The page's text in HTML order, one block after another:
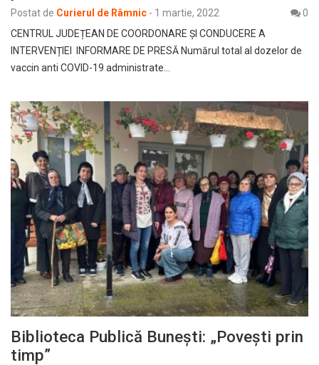
Postat de Curierul de Râmnic - 1 martie, 2022
0
CENTRUL JUDEȚEAN DE COORDONARE ȘI CONDUCERE A
INTERVENȚIEI INFORMARE DE PRESĂ Numărul total al dozelor de
vaccin anti COVID-19 administrate…
Biblioteca Publică Bunești: „Povești prin
timp”